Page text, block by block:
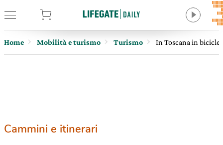
Home Mobilità e turismo Turismo In Toscana in
Cammini e itinerari